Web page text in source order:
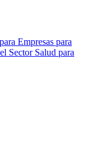
para Empresas para
Sector Salud para